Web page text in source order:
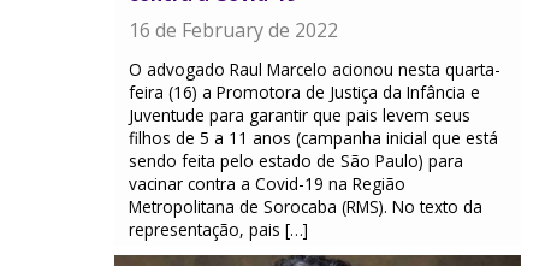
16 de February de 2022
O advogado Raul Marcelo acionou nesta quarta-
feira (16) a Promotora de Justiça da Infância e
Juventude para garantir que pais levem seus
filhos de 5 a 11 anos (campanha inicial que está
sendo feita pelo estado de São Paulo) para
vacinar contra a Covid-19 na Região
Metropolitana de Sorocaba (RMS). No texto da
representação, pais […]